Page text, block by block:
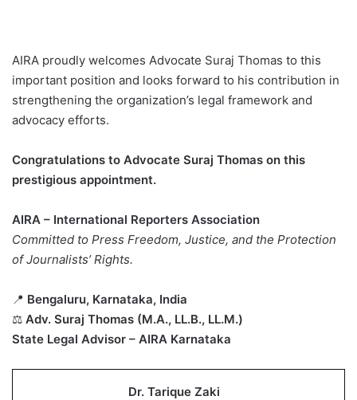
AIRA proudly welcomes Advocate Suraj Thomas to this
important position and looks forward to his contribution in
strengthening the organization’s legal framework and
advocacy efforts.
Congratulations to Advocate Suraj Thomas on this
prestigious appointment.
AIRA – International Reporters Association
Committed to Press Freedom, Justice, and the Protection
of Journalists’ Rights.
📍 Bengaluru, Karnataka, India
⚖️ Adv. Suraj Thomas (M.A., LL.B., LL.M.)
State Legal Advisor – AIRA Karnataka
Dr. Tarique Zaki